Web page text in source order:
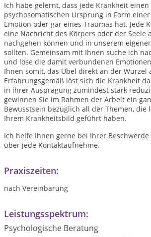
Ich habe gelernt, dass jede Krankheit einen
psychosomatischen Ursprung in Form
Emotion oder gar eines Traumas hat. Jede
eine Nachricht des Körpers oder der Seele
nachgehen können und in unserem
sollten. Gemeinsam mit Ihnen suche ich
und löse die damit verbundenen
Ihnen somit, das Übel direkt an der Wurzel
Erfahrungsgemäß löst sich die Krankheit
in ihrer Ausprägung zumindest stark
gewinnen Sie im Rahmen der Arbeit ein
Bewusstsein bezüglich all der Themen, die
Ihrem Krankheitsbild geführt haben.
Ich helfe Ihnen gerne bei Ihrer
über jede Kontaktaufnehme.
Praxiszeiten:
nach Vereinbarung
Leistungsspektrum:
Psychologische Beratung